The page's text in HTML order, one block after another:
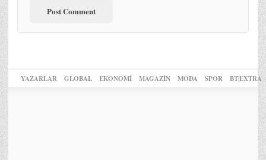
YAZARLAR GLOBAL EKONOMİ MAGAZİN MODA SPOR BT|EXTRA